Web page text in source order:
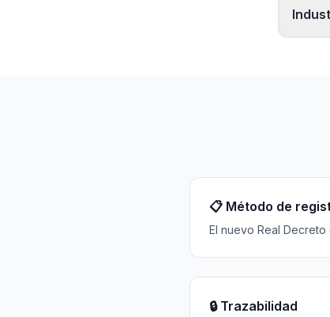
📋 Método de
El nuevo Real
🔒 Trazabilidad